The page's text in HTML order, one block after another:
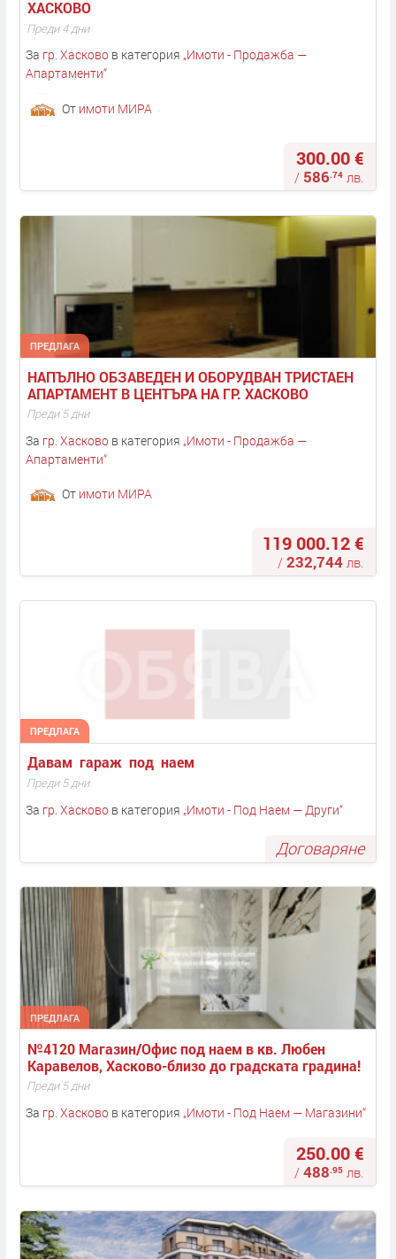
ХАСКОВО
Преди 4 дни
За гр. Хасковов категория „Имоти - Продажба —
Апартаменти“
От имоти МИРА
300.00 €
/ 586.74 лв.
ПРЕДЛАГА
НАПЪЛНО ОБЗАВЕДЕН И ОБОРУДВАН ТРИСТАЕН
АПАРТАМЕНТ В ЦЕНТЪРА НА ГР. ХАСКОВО
Преди 5 дни
За гр. Хасковов категория „Имоти - Продажба —
Апартаменти“
От имоти МИРА
119 000.12 €
/232,744 лв.
ПРЕДЛАГА
Давам  гараж  под  наем
Преди 5 дни
За гр. Хасковов категория „Имоти - Под Наем — Други“
Договаряне
ПРЕДЛАГА
№4120 Магазин/Офис под наем в кв. Любен
Каравелов, Хасково-близо до градската градина!
Преди 5 дни
За гр. Хасковов категория „Имоти - Под Наем — Магазини“
250.00 €
/488.95 лв.